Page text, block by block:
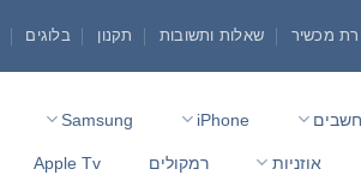
מכשיר שאלות ותשובות תקנון בלוגים
iPhone
Samsung
אוזניות רמקולים Apple Tv